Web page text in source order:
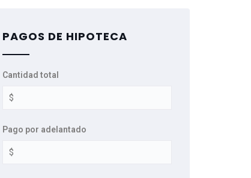
PAGOS DE HIPOTECA
Cantidad total
Pago por adelantado